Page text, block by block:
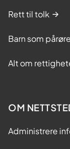
Rett til tolk
Barn som
Alt om
OM
Administrere